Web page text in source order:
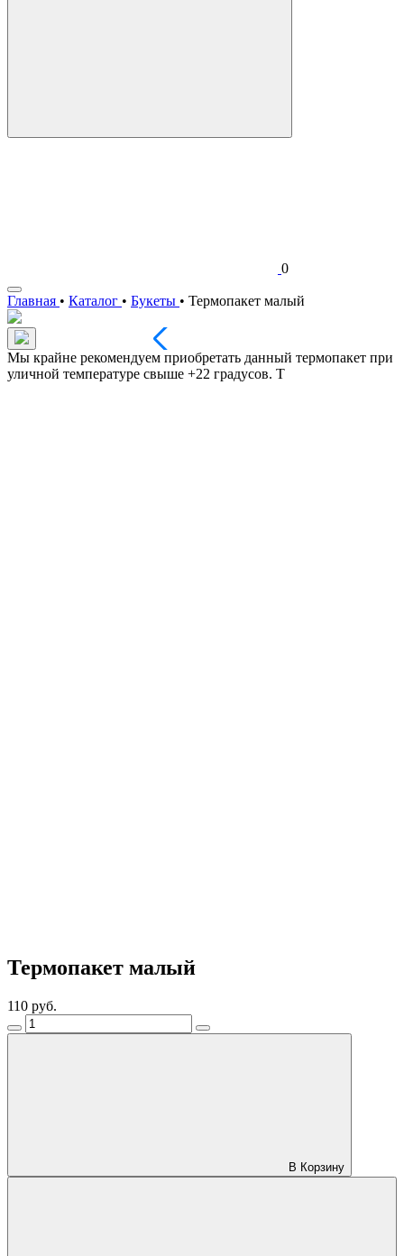
0
Главная • Каталог • Букеты • Термопакет малый
Мы крайне рекомендуем приобретать данный термопакет при
уличной температуре свыше +22 градусов. Т
Термопакет малый
110 руб.
В Корзину